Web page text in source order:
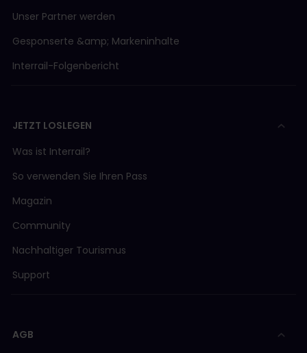
Unser Partner werden
Gesponserte &amp; Markeninhalte
Interrail-Folgenbericht
JETZT LOSLEGEN
Was ist Interrail?
So verwenden Sie Ihren Pass
Magazin
Community
Nachhaltiger Tourismus
Support
AGB